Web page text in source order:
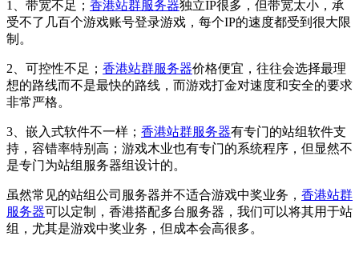
1、带宽不足； 香港站群服务器独立IP很多，但带宽太小，承
受不了几百个游戏账号登录游戏，每个IP的速度都受到很大限
制。
2、可控性不足； 香港站群服务器价格便宜，往往会选择最理
想的路线而不是最快的路线，而游戏打金对速度和安全的要求
非常严格。
3、嵌入式软件不一样； 香港站群服务器有专门的站组软件支
持，容错率特别高；游戏木业也有专门的系统程序，但显然不
是专门为站组服务器组设计的。
虽然常见的站组公司服务器并不适合游戏中奖业务， 香港站群
服务器可以定制，香港搭配多台服务器，我们可以将其用于站
组，尤其是游戏中奖业务，但成本会高很多。